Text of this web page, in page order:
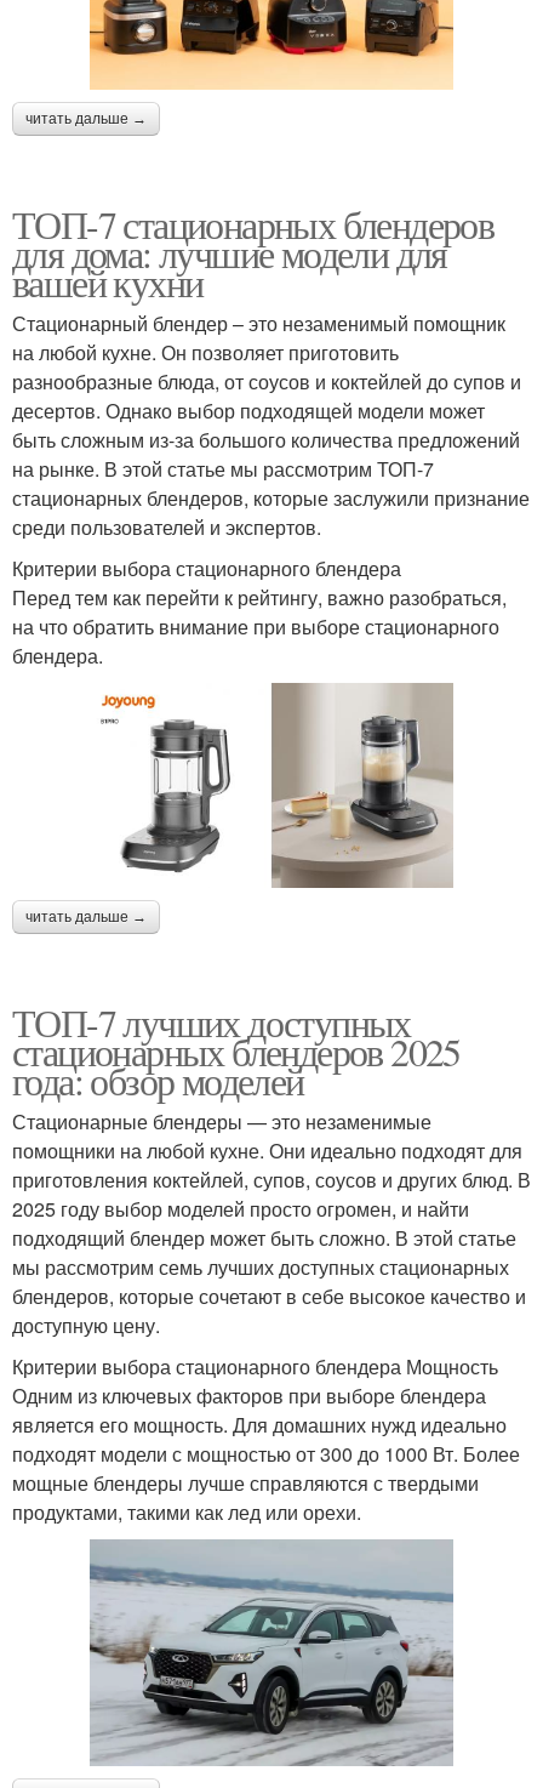
читать дальше →
ТОП-7 стационарных блендеров
для дома: лучшие модели для
вашей кухни
Стационарный блендер – это незаменимый помощник
на любой кухне. Он позволяет приготовить
разнообразные блюда, от соусов и коктейлей до супов и
десертов. Однако выбор подходящей модели может
быть сложным из-за большого количества предложений
на рынке. В этой статье мы рассмотрим ТОП-7
стационарных блендеров, которые заслужили признание
среди пользователей и экспертов.
Критерии выбора стационарного блендера
Перед тем как перейти к рейтингу, важно разобраться,
на что обратить внимание при выборе стационарного
блендера.
читать дальше →
ТОП-7 лучших доступных
стационарных блендеров 2025
года: обзор моделей
Стационарные блендеры — это незаменимые
помощники на любой кухне. Они идеально подходят для
приготовления коктейлей, супов, соусов и других блюд. В
2025 году выбор моделей просто огромен, и найти
подходящий блендер может быть сложно. В этой статье
мы рассмотрим семь лучших доступных стационарных
блендеров, которые сочетают в себе высокое качество и
доступную цену.
Критерии выбора стационарного блендера Мощность
Одним из ключевых факторов при выборе блендера
является его мощность. Для домашних нужд идеально
подходят модели с мощностью от 300 до 1000 Вт. Более
мощные блендеры лучше справляются с твердыми
продуктами, такими как лед или орехи.